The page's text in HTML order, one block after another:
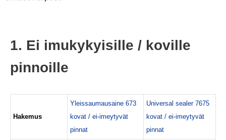
1. Ei imukykyisille / koville
pinnoille
Hakemus
Yleissaumausaine 673
kovat / ei-imeytyvät
pinnat
Universal sealer 7675
kovat / ei-imeytyvät
pinnat